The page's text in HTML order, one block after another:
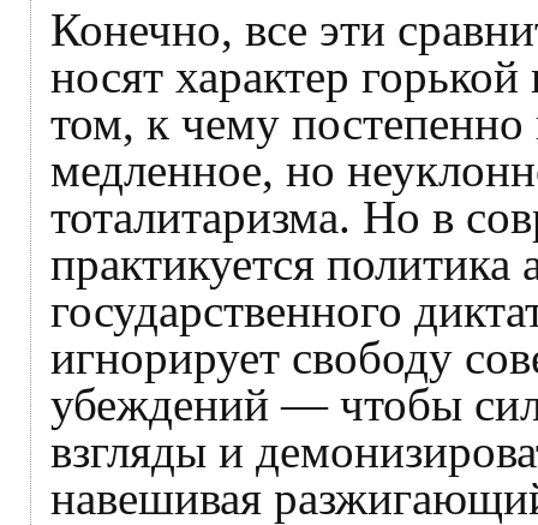
Конечно, все эти
носят характер
том, к чему
медленное, но
тоталитаризма. Но в
практикуется политика
государственного
игнорирует свободу
убеждений — чтобы
взгляды и
навешивая